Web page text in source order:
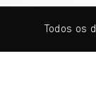
Todos os